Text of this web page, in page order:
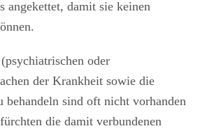
angekettet, damit sie keinen
oder
der Krankheit sowie die
behandeln sind oft nicht vorhanden
die damit verbundenen